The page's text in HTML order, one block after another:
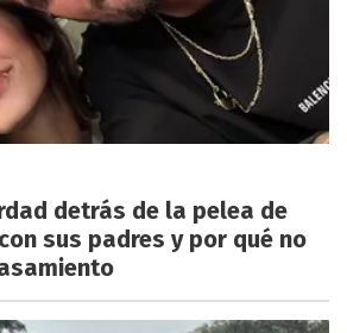
detrás de la pelea de
sus padres y por qué no